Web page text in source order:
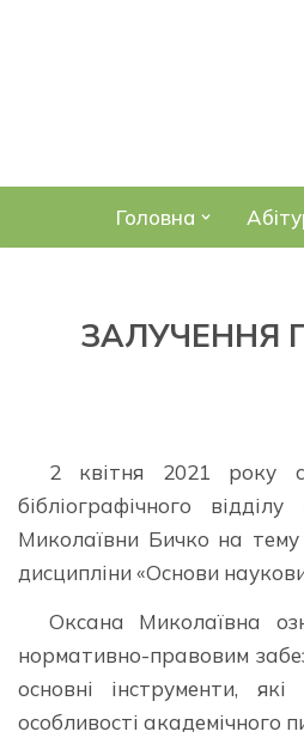
Головна
ЗАЛУЧЕННЯ
2 квітня 2021 року
бібліографічного
Миколаївни Бичко на тему
дисципліни «Основи
Оксана Миколаївна
нормативно-правовим
основні інструменти,
особливості академічного